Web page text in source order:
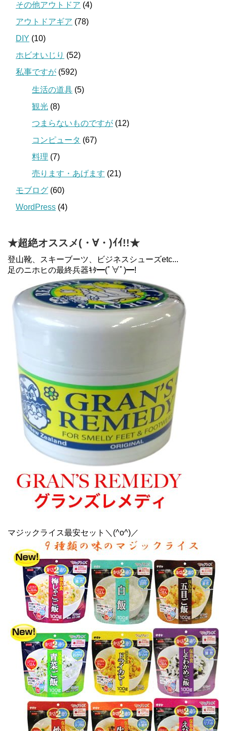
その他アウトドア (4)
アウトドアギア (78)
DIY (10)
ホビオいじり (52)
私事ですが (592)
生活の道具 (5)
観光 (8)
つまらないものですが (12)
コンピュータ (67)
料理 (7)
売ります・あげます (21)
モブログ (60)
WordPress (4)
★超絶オススメ(・∀・)ｲｲ!!★
登山靴、スキーブーツ、ビジネスシューズetc...
足のニホヒの最終兵器ｷﾀ━(ﾟ∀ﾟ)━!
マジックライス最安セット＼(^o^)／